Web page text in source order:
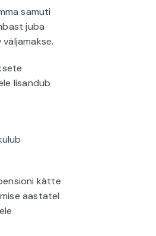
samuti
juba
lisandub
kätte
aastatel